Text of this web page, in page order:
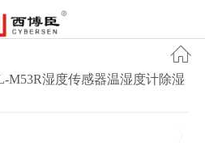
M53R湿度传感器温湿度计除湿